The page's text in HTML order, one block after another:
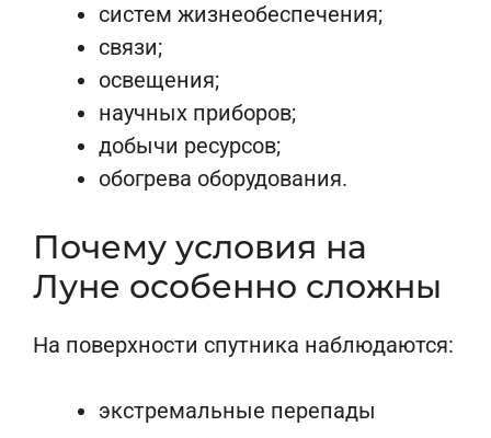
систем жизнеобеспечения;
связи;
освещения;
научных приборов;
добычи ресурсов;
обогрева оборудования.
Почему условия на
Луне особенно сложны
На поверхности спутника наблюдаются:
экстремальные перепады